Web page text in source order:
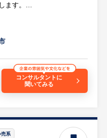
ます。
： 教習生の入所手続き、
力： 配車システムへの入
タ入力、各種証明書の発
サポート。
めのイベント・サプライズ
。
コンサルタントに
聞いてみる
売系